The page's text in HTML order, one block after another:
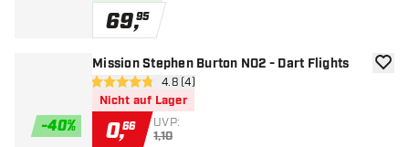
69,95
-40%
Mission Stephen Burton NO2 - Dart Flights
Bewertungsbereich öffnen
4.8 Bewertungssterne
4.8 (4)
Nicht auf Lager
0,66 UVP:
1,10
Zur